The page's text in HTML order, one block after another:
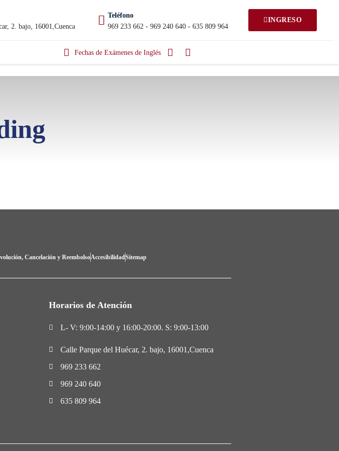
2. bajo, 16001,Cuenca
Teléfono
969 233 662 - 969 240 640 - 635 809 964
INGRESO
Fechas de Exámenes de Inglés
Cancelación y ReembolsoAccesibilidadSitemap
Horarios de Atención
L- V: 9:00-14:00 y 16:00-20:00. S: 9:00-13:00
Calle Parque del Huécar, 2. bajo, 16001,Cuenca
969 233 662
969 240 640
635 809 964